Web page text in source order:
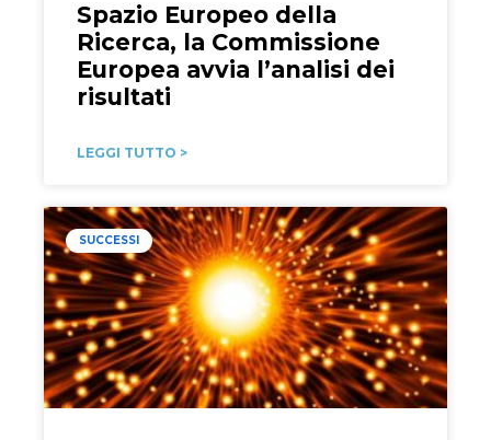
Spazio Europeo della
Ricerca, la Commissione
Europea avvia l’analisi dei
risultati
LEGGI TUTTO >
SUCCESSI